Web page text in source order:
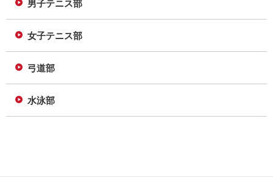
男子テニス部
女子テニス部
弓道部
水泳部